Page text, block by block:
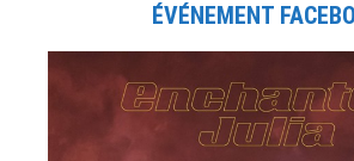
ÉVÉNEMENT